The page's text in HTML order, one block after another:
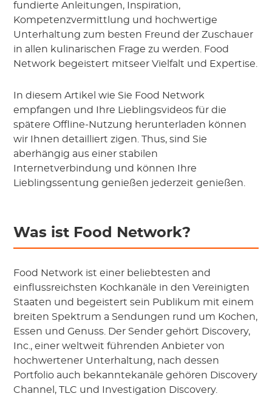
fundierte Anleitungen, Inspiration,
Kompetenzvermittlung und hochwertige
Unterhaltung zum besten Freund der Zuschauer
in allen kulinarischen Frage zu werden. Food
Network begeistert mitseer Vielfalt und Expertise.
In diesem Artikel wie Sie Food Network
empfangen und Ihre Lieblingsvideos für die
spätere Offline-Nutzung herunterladen können
wir Ihnen detailliert zigen. Thus, sind Sie
aberhängig aus einer stabilen
Internetverbindung und können Ihre
Lieblingssentung genießen jederzeit genießen.
Was ist Food Network?
Food Network ist einer beliebtesten and
einflussreichsten Kochkanäle in den Vereinigten
Staaten und begeistert sein Publikum mit einem
breiten Spektrum a Sendungen rund um Kochen,
Essen und Genuss. Der Sender gehört Discovery,
Inc., einer weltweit führenden Anbieter von
hochwertener Unterhaltung, nach dessen
Portfolio auch bekanntekanäle gehören Discovery
Channel, TLC und Investigation Discovery.